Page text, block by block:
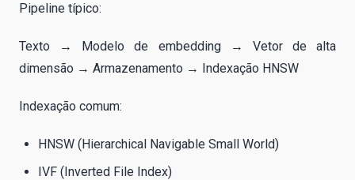
Pipeline típico:
Texto → Modelo de embedding → Vetor de alta
dimensão → Armazenamento → Indexação HNSW
Indexação comum:
HNSW (Hierarchical Navigable Small World)
IVF (Inverted File Index)